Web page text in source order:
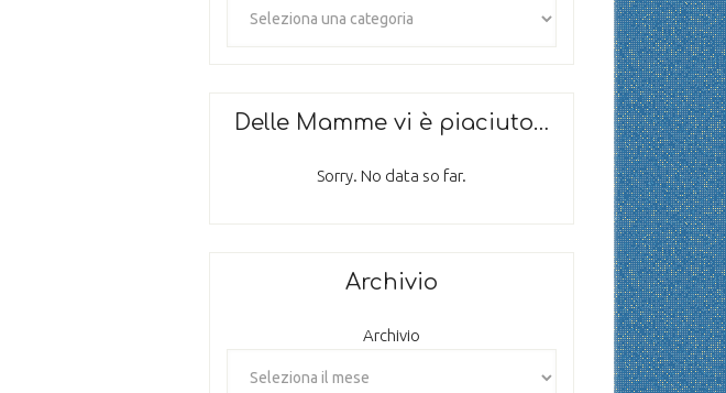
Delle Mamme vi è piaciuto…
Sorry. No data so far.
Archivio
Archivio